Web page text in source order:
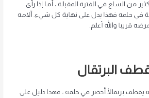
من السلع في الفترة المقبلة ، أما إذا رأى
في حلمه فهذا يدل على نهاية كل شيء. آلامه
قريبا والله أعلم.
البرتقال
يقطف برتقالًا أخضر في حلمه ، فهذا دليل على